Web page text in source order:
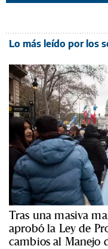
Lo más leído por los
Tras una masiva
aprobó la Ley de
cambios al Manejo